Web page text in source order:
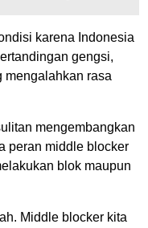
karena Indonesia
gengsi,
mengalahkan rasa
mengembangkan
peran middle blocker
blok maupun
Middle blocker kita